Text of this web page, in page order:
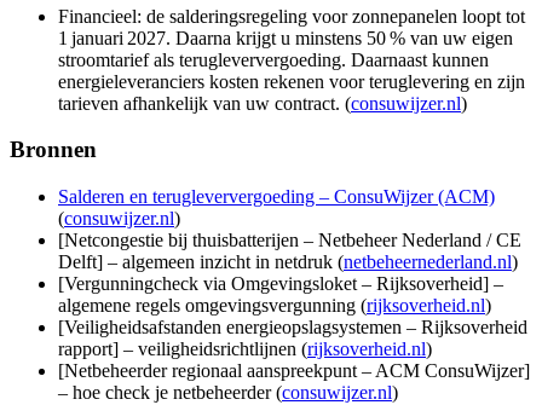
Financieel: de salderingsregeling voor zonnepanelen loopt tot
1 januari 2027. Daarna krijgt u minstens 50 % van uw eigen
stroomtarief als terugleververgoeding. Daarnaast kunnen
energieleveranciers kosten rekenen voor teruglevering en zijn
tarieven afhankelijk van uw contract. (consuwijzer.nl)
Bronnen
Salderen en terugleververgoeding – ConsuWijzer (ACM)
(consuwijzer.nl)
[Netcongestie bij thuisbatterijen – Netbeheer Nederland / CE
Delft] – algemeen inzicht in netdruk (netbeheernederland.nl)
[Vergunningcheck via Omgevingsloket – Rijksoverheid] –
algemene regels omgevingsvergunning (rijksoverheid.nl)
[Veiligheidsafstanden energieopslagsystemen – Rijksoverheid
rapport] – veiligheidsrichtlijnen (rijksoverheid.nl)
[Netbeheerder regionaal aanspreekpunt – ACM ConsuWijzer]
– hoe check je netbeheerder (consuwijzer.nl)